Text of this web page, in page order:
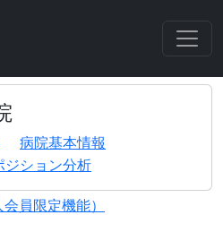
病院基本情報
ジション分析
員限定機能）